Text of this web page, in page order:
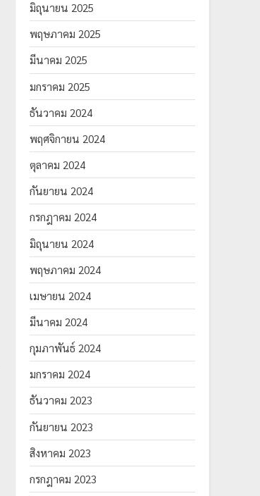
มิถุนายน 2025
พฤษภาคม 2025
มีนาคม 2025
มกราคม 2025
ธันวาคม 2024
พฤศจิกายน 2024
ตุลาคม 2024
กันยายน 2024
กรกฎาคม 2024
มิถุนายน 2024
พฤษภาคม 2024
เมษายน 2024
มีนาคม 2024
กุมภาพันธ์ 2024
มกราคม 2024
ธันวาคม 2023
กันยายน 2023
สิงหาคม 2023
กรกฎาคม 2023